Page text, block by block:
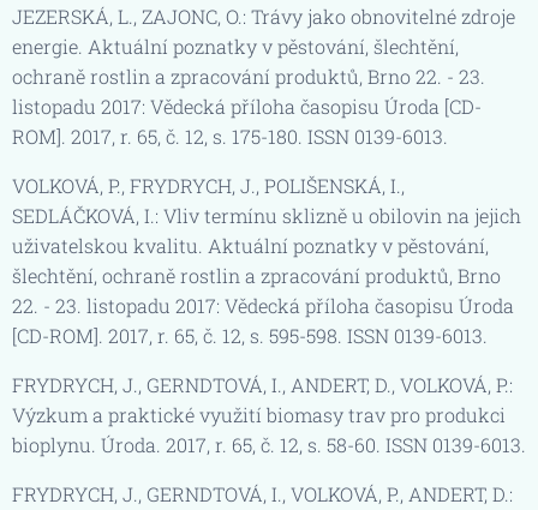
JEZERSKÁ, L., ZAJONC, O.: Trávy jako obnovitelné zdroje
energie. Aktuální poznatky v pěstování, šlechtění,
ochraně rostlin a zpracování produktů, Brno 22. - 23.
listopadu 2017: Vědecká příloha časopisu Úroda [CD-
ROM]. 2017, r. 65, č. 12, s. 175-180. ISSN 0139-6013.
VOLKOVÁ, P., FRYDRYCH, J., POLIŠENSKÁ, I.,
SEDLÁČKOVÁ, I.: Vliv termínu sklizně u obilovin na jejich
uživatelskou kvalitu. Aktuální poznatky v pěstování,
šlechtění, ochraně rostlin a zpracování produktů, Brno
22. - 23. listopadu 2017: Vědecká příloha časopisu Úroda
[CD-ROM]. 2017, r. 65, č. 12, s. 595-598. ISSN 0139-6013.
FRYDRYCH, J., GERNDTOVÁ, I., ANDERT, D., VOLKOVÁ, P.:
Výzkum a praktické využití biomasy trav pro produkci
bioplynu. Úroda. 2017, r. 65, č. 12, s. 58-60. ISSN 0139-6013.
FRYDRYCH, J., GERNDTOVÁ, I., VOLKOVÁ, P., ANDERT, D.: